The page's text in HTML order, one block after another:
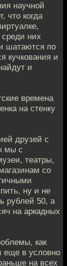
научной
что когда
них
шатаются по
кучкования и
и
времена
на стенку
друзей с
мы с
театры,
со
ну и не
рублей 50, а
на аркадных
как
еще в условно
на всех